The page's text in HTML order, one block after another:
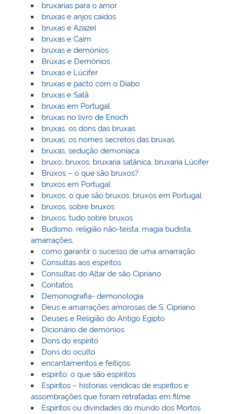
bruxarias para o amor
bruxas e anjos caídos
bruxas e Azazel
bruxas e Caim
bruxas e demónios
Bruxas e Demónios
bruxas e Lúcifer
bruxas e pacto com o Diabo
bruxas e Satã
bruxas em Portugal
bruxas no livro de Enoch
bruxas, os dons das bruxas
bruxas, os nomes secretos das bruxas
bruxas, sedução demoníaca
bruxo, bruxos, bruxaria satânica, bruxaria Lúcifer
Bruxos – o que são bruxos?
bruxos em Portugal
bruxos, o que são bruxos, bruxos em Portugal
bruxos, sobre bruxos
bruxos, tudo sobre bruxos
Budismo, religião não-teísta, magia budista,
amarrações,
como garantir o sucesso de uma amarração
Consultas aos espíritos
Consultas do Altar de são Cipriano
Contatos
Demonografia- demonologia
Deus e amarrações amorosas de S. Cipriano
Deuses e Religião do Antigo Egipto
Dicionário de demónios
Dons do espírito
Dons do oculto
encantamentos e feitiços
espírito: o que são espíritos
Espiritos – historias veridicas de espiritos e
assombrações que foram retratadas em filme
Espíritos ou divindades do mundo dos Mortos